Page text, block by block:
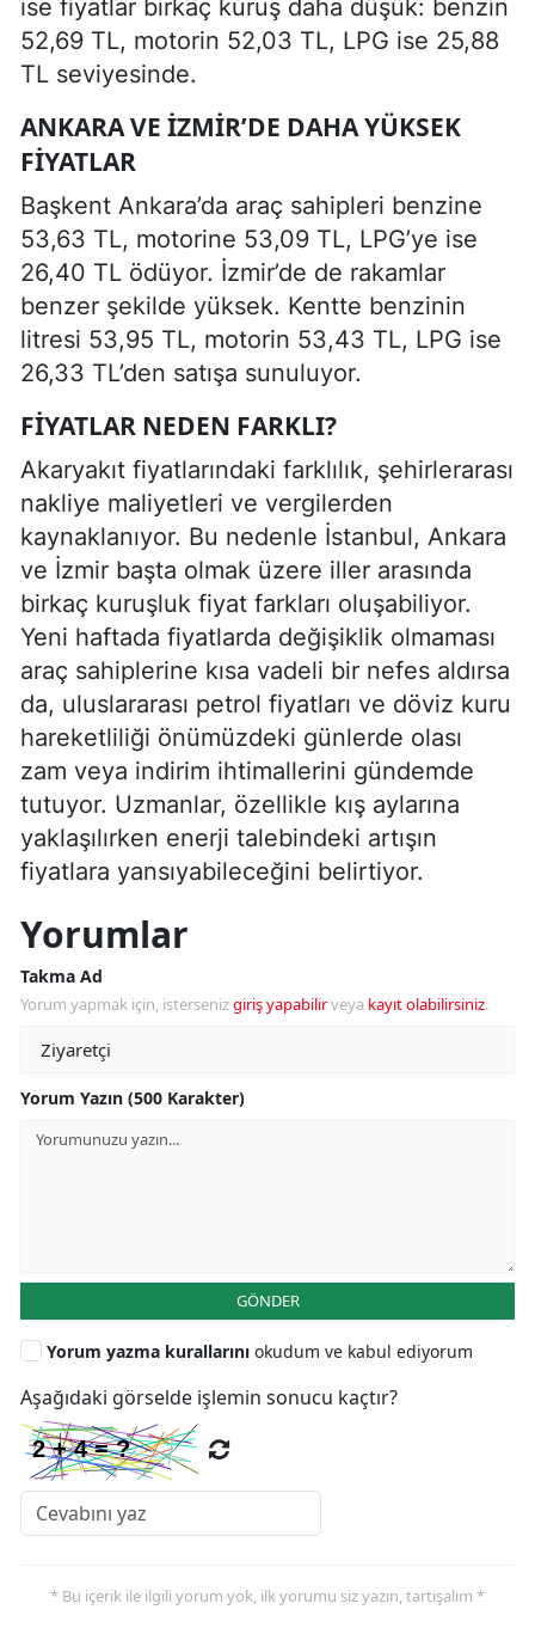
ise fiyatlar birkaç kuruş daha düşük: benzin
52,69 TL, motorin 52,03 TL, LPG ise 25,88
TL seviyesinde.
ANKARA VE İZMIR’DE DAHA YÜKSEK
FIYATLAR
Başkent Ankara’da araç sahipleri benzine
53,63 TL, motorine 53,09 TL, LPG’ye ise
26,40 TL ödüyor. İzmir’de de rakamlar
benzer şekilde yüksek. Kentte benzinin
litresi 53,95 TL, motorin 53,43 TL, LPG ise
26,33 TL’den satışa sunuluyor.
FIYATLAR NEDEN FARKLI?
Akaryakıt fiyatlarındaki farklılık, şehirlerarası
nakliye maliyetleri ve vergilerden
kaynaklanıyor. Bu nedenle İstanbul, Ankara
ve İzmir başta olmak üzere iller arasında
birkaç kuruşluk fiyat farkları oluşabiliyor.
Yeni haftada fiyatlarda değişiklik olmaması
araç sahiplerine kısa vadeli bir nefes aldırsa
da, uluslararası petrol fiyatları ve döviz kuru
hareketliliği önümüzdeki günlerde olası
zam veya indirim ihtimallerini gündemde
tutuyor. Uzmanlar, özellikle kış aylarına
yaklaşılırken enerji talebindeki artışın
fiyatlara yansıyabileceğini belirtiyor.
Yorumlar
Takma Ad
Yorum yapmak için, istersenizgiriş yapabilirveya kayıt olabilirsiniz.
Yorum Yazın (500 Karakter)
GÖNDER
Yorum yazma kurallarını okudum ve kabul ediyorum
Aşağıdaki görselde işlemin sonucu kaçtır?
* Bu içerik ile ilgili yorum yok, ilk yorumu siz yazın, tartışalım *